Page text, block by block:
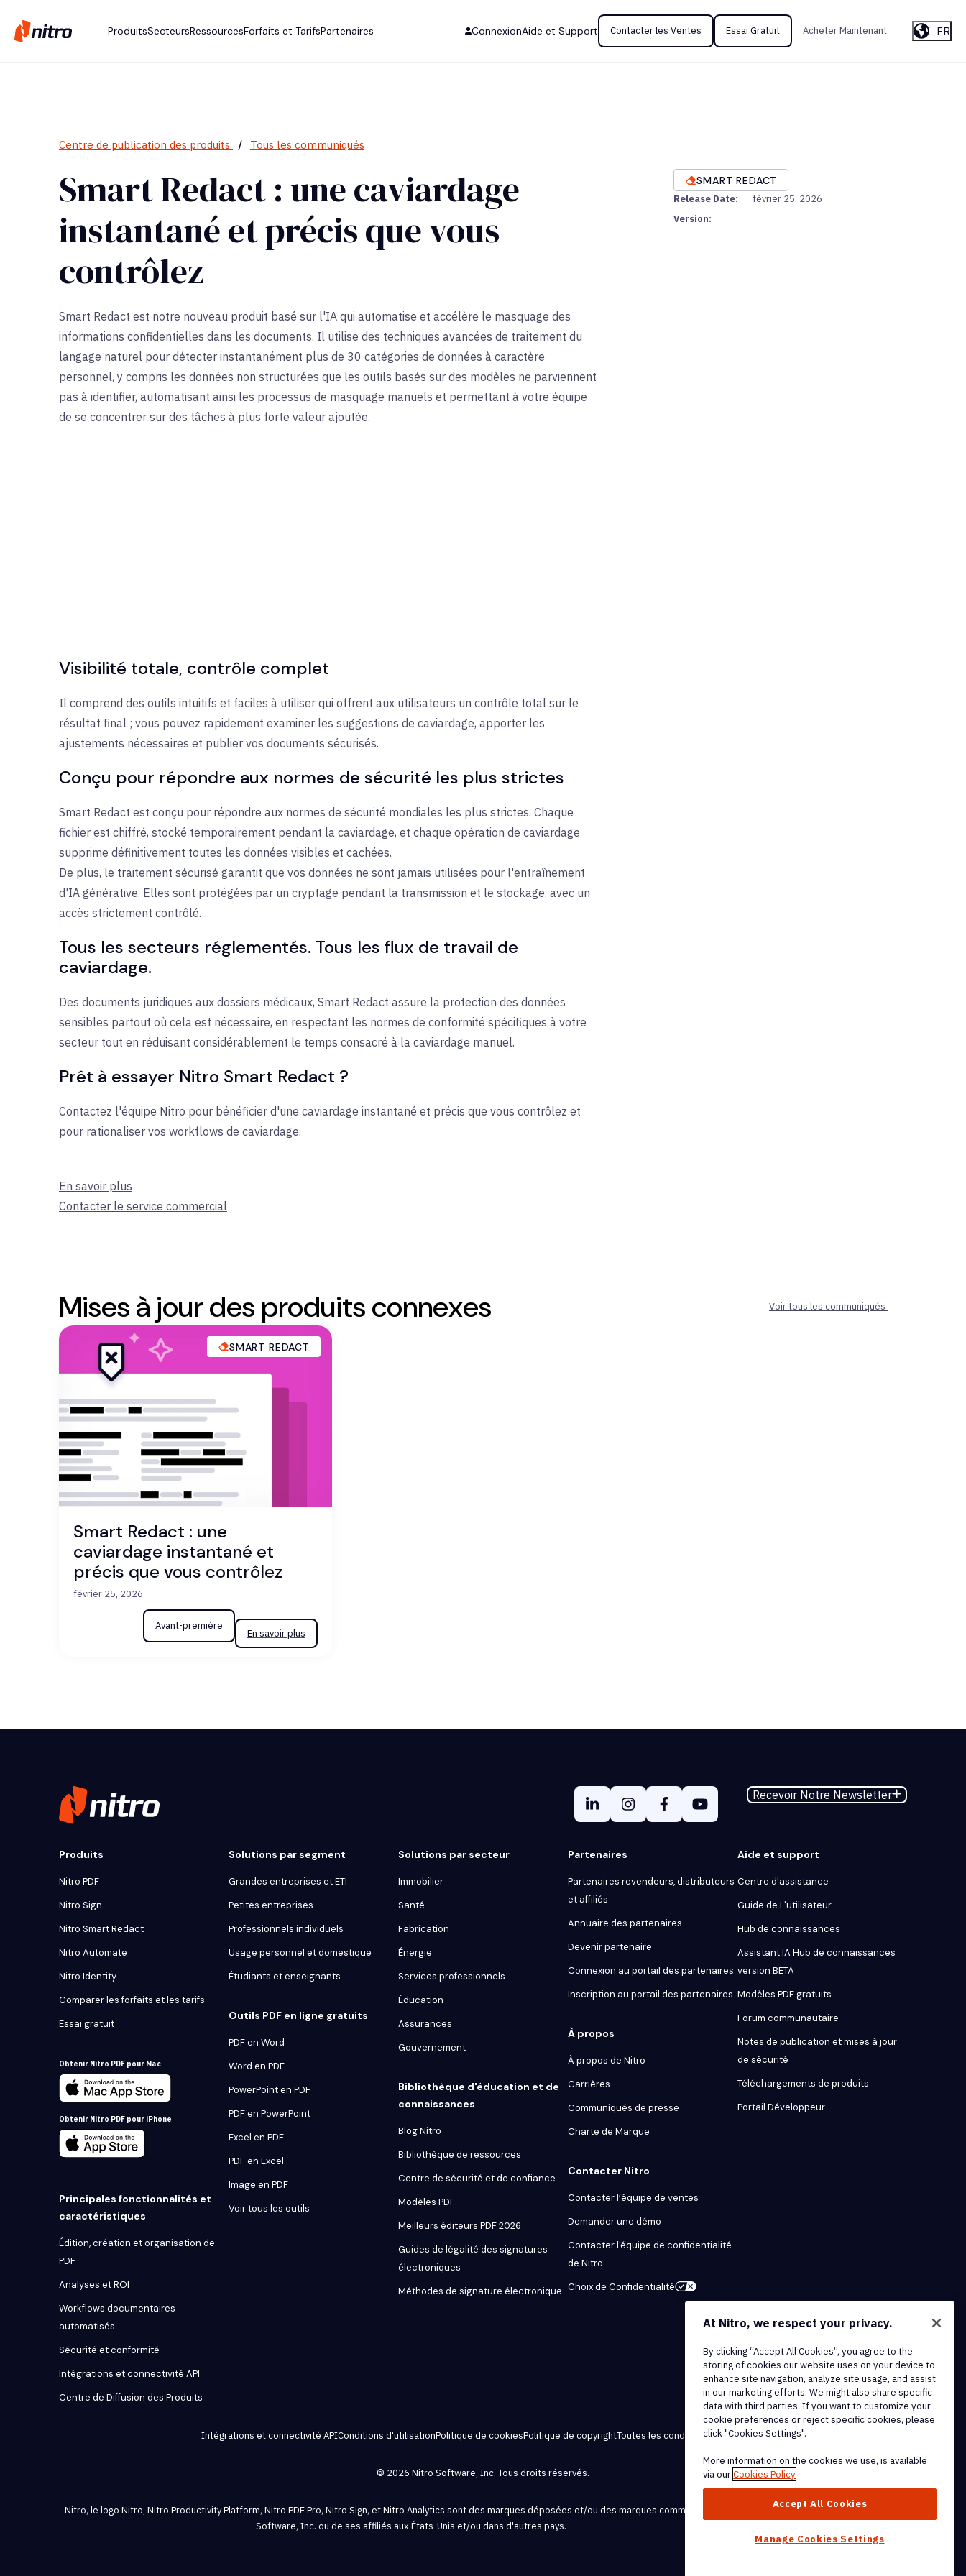
ProduitsSecteursRessourcesForfaits et TarifsPartenaires ConnexionAide et Support Contacter les Ventes Essai Gratuit Acheter Maintenant FR
Centre de publication des produits / Tous les communiqués
Smart Redact : une caviardage
instantané et précis que vous
contrôlez
Smart Redact est notre nouveau produit basé sur l'IA qui automatise et accélère le masquage des
informations confidentielles dans les documents. Il utilise des techniques avancées de traitement du
langage naturel pour détecter instantanément plus de 30 catégories de données à caractère
personnel, y compris les données non structurées que les outils basés sur des modèles ne parviennent
pas à identifier, automatisant ainsi les processus de masquage manuels et permettant à votre équipe
de se concentrer sur des tâches à plus forte valeur ajoutée.
Visibilité totale, contrôle complet
Il comprend des outils intuitifs et faciles à utiliser qui offrent aux utilisateurs un contrôle total sur le
résultat final ; vous pouvez rapidement examiner les suggestions de caviardage, apporter les
ajustements nécessaires et publier vos documents sécurisés.
Conçu pour répondre aux normes de sécurité les plus strictes
Smart Redact est conçu pour répondre aux normes de sécurité mondiales les plus strictes. Chaque
fichier est chiffré, stocké temporairement pendant la caviardage, et chaque opération de caviardage
supprime définitivement toutes les données visibles et cachées.
De plus, le traitement sécurisé garantit que vos données ne sont jamais utilisées pour l'entraînement
d'IA générative. Elles sont protégées par un cryptage pendant la transmission et le stockage, avec un
accès strictement contrôlé.
Tous les secteurs réglementés. Tous les flux de travail de
caviardage.
Des documents juridiques aux dossiers médicaux, Smart Redact assure la protection des données
sensibles partout où cela est nécessaire, en respectant les normes de conformité spécifiques à votre
secteur tout en réduisant considérablement le temps consacré à la caviardage manuel.
Prêt à essayer Nitro Smart Redact ?
Contactez l'équipe Nitro pour bénéficier d'une caviardage instantané et précis que vous contrôlez et
pour rationaliser vos workflows de caviardage.
En savoir plus
Contacter le service commercial
SMART REDACT
Release Date:
février 25, 2026
Version:
Mises à jour des produits connexes Voir tous les communiqués
SMART REDACT
Smart Redact : une
caviardage instantané et
précis que vous contrôlez
février 25, 2026
Avant-première
En savoir plus
Recevoir Notre Newsletter
Produits
Nitro PDF
Nitro Sign
Nitro Smart Redact
Nitro Automate
Nitro Identity
Comparer les forfaits et les tarifs
Essai gratuit
Obtenir Nitro PDF pour Mac
Obtenir Nitro PDF pour iPhone
Principales fonctionnalités et
caractéristiques
Édition, création et organisation de
PDF
Analyses et ROI
Workflows documentaires
automatisés
Sécurité et conformité
Intégrations et connectivité API
Centre de Diffusion des Produits
Solutions par segment
Grandes entreprises et ETI
Petites entreprises
Professionnels individuels
Usage personnel et domestique
Étudiants et enseignants
Outils PDF en ligne gratuits
PDF en Word
Word en PDF
PowerPoint en PDF
PDF en PowerPoint
Excel en PDF
PDF en Excel
Image en PDF
Voir tous les outils
Solutions par secteur
Immobilier
Santé
Fabrication
Énergie
Services professionnels
Éducation
Assurances
Gouvernement
Bibliothèque d'éducation et de
connaissances
Blog Nitro
Bibliothèque de ressources
Centre de sécurité et de confiance
Modèles PDF
Meilleurs éditeurs PDF 2026
Guides de légalité des signatures
électroniques
Méthodes de signature électronique
Partenaires
Partenaires revendeurs, distributeurs
et affiliés
Annuaire des partenaires
Devenir partenaire
Connexion au portail des partenaires
Inscription au portail des partenaires
À propos
À propos de Nitro
Carrières
Communiqués de presse
Charte de Marque
Contacter Nitro
Contacter l’équipe de ventes
Demander une démo
Contacter l'équipe de confidentialité
de Nitro
Choix de Confidentialité
Aide et support
Centre d'assistance
Guide de L'utilisateur
Hub de connaissances
Assistant IA Hub de connaissances
version BETA
Modèles PDF gratuits
Forum communautaire
Notes de publication et mises à jour
de sécurité
Téléchargements de produits
Portail Développeur
Intégrations et connectivité APIConditions d'utilisationPolitique de cookiesPolitique de copyrightToutes les conditions et politiques
© 2026 Nitro Software, Inc. Tous droits réservés.
Nitro, le logo Nitro, Nitro Productivity Platform, Nitro PDF Pro, Nitro Sign, et Nitro Analytics sont des marques déposées et/ou des marques commerciales de Nitro
Software, Inc. ou de ses affiliés aux États-Unis et/ou dans d'autres pays.
At Nitro, we respect your privacy.
By clicking “Accept All Cookies”, you agree to the
storing of cookies our website uses on your device to
enhance site navigation, analyze site usage, and assist
in our marketing efforts. We might also share specific
data with third parties. If you want to customize your
cookie preferences or reject specific cookies, please
click "Cookies Settings".
More information on the cookies we use, is available
via ourCookies Policy
Accept All Cookies
Manage Cookies Settings